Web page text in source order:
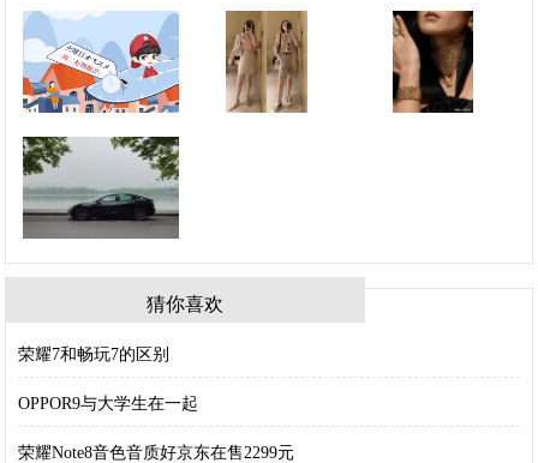
猜你喜欢
荣耀7和畅玩7的区别
OPPOR9与大学生在一起
荣耀Note8音色音质好京东在售2299元